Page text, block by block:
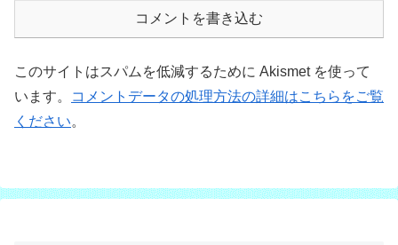
コメントを書き込む
このサイトはスパムを低減するために Akismet を使って
います。
コメントデータの処理方法の詳細はこちらをご覧
ください。